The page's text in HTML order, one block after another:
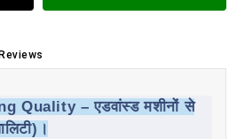
Reviews
Quality– एडवांस्ड मशीनों से